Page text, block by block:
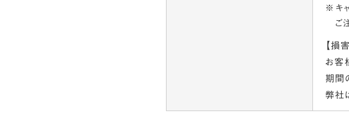
キ
ご
【損
お客
期間
弊社